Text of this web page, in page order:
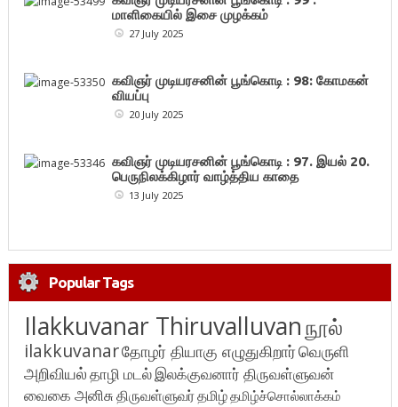
மாளிகையில் இசை முழக்கம்
27 July 2025
கவிஞர் முடியரசனின் பூங்கொடி : 98: கோமகன்
வியப்பு
20 July 2025
கவிஞர் முடியரசனின் பூங்கொடி : 97. இயல் 20.
பெருநிலக்கிழார் வாழ்த்திய காதை
13 July 2025
Popular Tags
Ilakkuvanar Thiruvalluvanநூல்
ilakkuvanarதோழர் தியாகு எழுதுகிறார்வெருளி
அறிவியல்தாழி மடல்இலக்குவனார் திருவள்ளுவன்
வைகை அனிசுதிருவள்ளுவர்தமிழ்தமிழ்ச்சொல்லாக்கம்